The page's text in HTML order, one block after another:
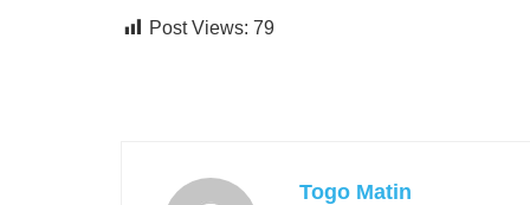
Post Views: 79
Togo Matin